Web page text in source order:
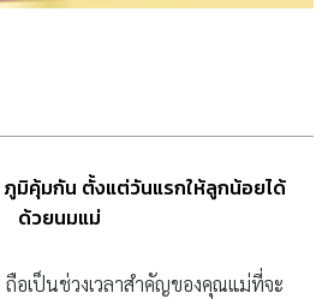
ภูมิคุ้มกัน ตั้งแต่วันแรกให้ลูกน้อยได้
ด้วยนมแม่
อเป็นช่วงเวลาสำคัญของคุณแม่ที่จะ